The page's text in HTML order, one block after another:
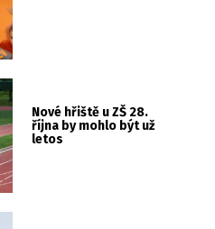
Nové hřiště u ZŠ 28.
října by mohlo být už
letos